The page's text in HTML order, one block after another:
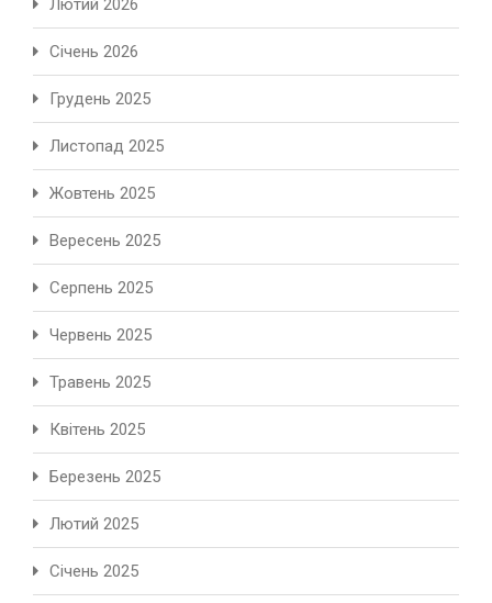
Лютий 2026
Січень 2026
Грудень 2025
Листопад 2025
Жовтень 2025
Вересень 2025
Серпень 2025
Червень 2025
Травень 2025
Квітень 2025
Березень 2025
Лютий 2025
Січень 2025